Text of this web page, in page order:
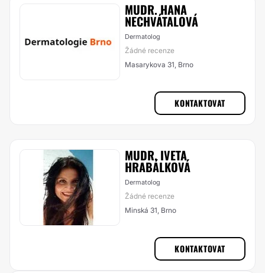
MUDR. HANA
NECHVÁTALOVÁ
Dermatolog
Žádné recenze
Masarykova 31, Brno
KONTAKTOVAT
MUDR. IVETA
HRABÁLKOVÁ
Dermatolog
Žádné recenze
Minská 31, Brno
KONTAKTOVAT